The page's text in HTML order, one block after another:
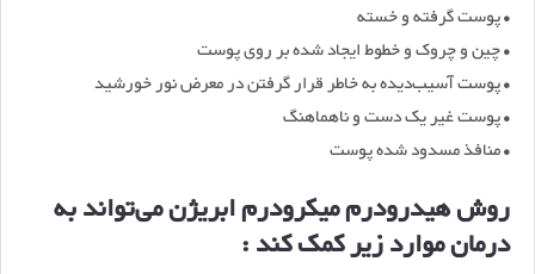
• پوست گرفته و خسته
• چین ‌و چروک و خطوط ایجاد شده بر روی پوست
• پوست آسیب‌دیده به خاطر قرار گرفتن در معرض نور خورشید
• پوست غیر یک دست و ناهماهنگ
• منافذ مسدود شده پوست
روش هیدرودرم میکرودرم ابریژن می‌تواند به
درمان موارد زیر کمک کند :